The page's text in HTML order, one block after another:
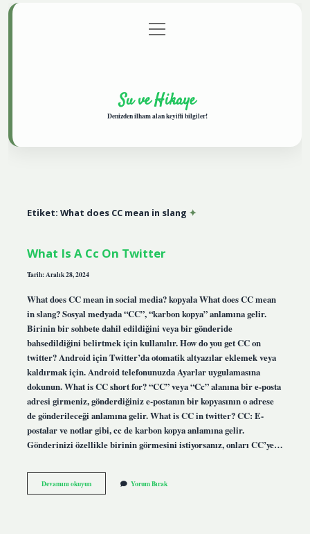
Gizlilik Politikası
menüyü
aç
Su ve Hikaye
Denizden ilham alan keyifli bilgiler!
Etiket: What does CC mean in slang
What Is A Cc On Twitter
Tarih: Aralık 28, 2024
What does CC mean in social media? kopyala What does CC mean
in slang? Sosyal medyada “CC”, “karbon kopya” anlamına gelir.
Birinin bir sohbete dahil edildiğini veya bir gönderide
bahsedildiğini belirtmek için kullanılır. How do you get CC on
twitter? Android için Twitter’da otomatik altyazılar eklemek veya
kaldırmak için. Android telefonunuzda Ayarlar uygulamasına
dokunun. What is CC short for? “CC” veya “Cc” alanına bir e-posta
adresi girmeniz, gönderdiğiniz e-postanın bir kopyasının o adrese
de gönderileceği anlamına gelir. What is CC in twitter? CC: E-
postalar ve notlar gibi, cc de karbon kopya anlamına gelir.
Gönderinizi özellikle birinin görmesini istiyorsanız, onları CC’ye…
Devamını okuyunWhat
Is
Yorum Bırak